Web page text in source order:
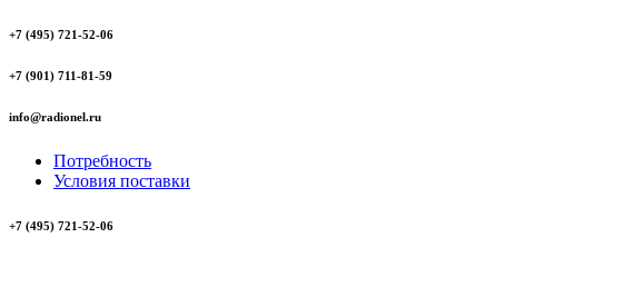
+7 (495) 721-52-06
+7 (901) 711-81-59
info@radionel.ru
Потребность
Условия поставки
+7 (495) 721-52-06